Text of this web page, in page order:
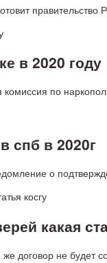
в 2020 году
по
спб в 2020г
о
какая
договор не будет